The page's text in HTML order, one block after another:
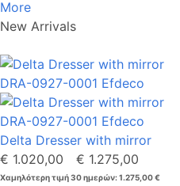
More
New Arrivals
Delta Dresser with mirror
€ 1.020,00
€ 1.275,00
Χαμηλότερη τιμή 30 ημερών: 1.275,00 €